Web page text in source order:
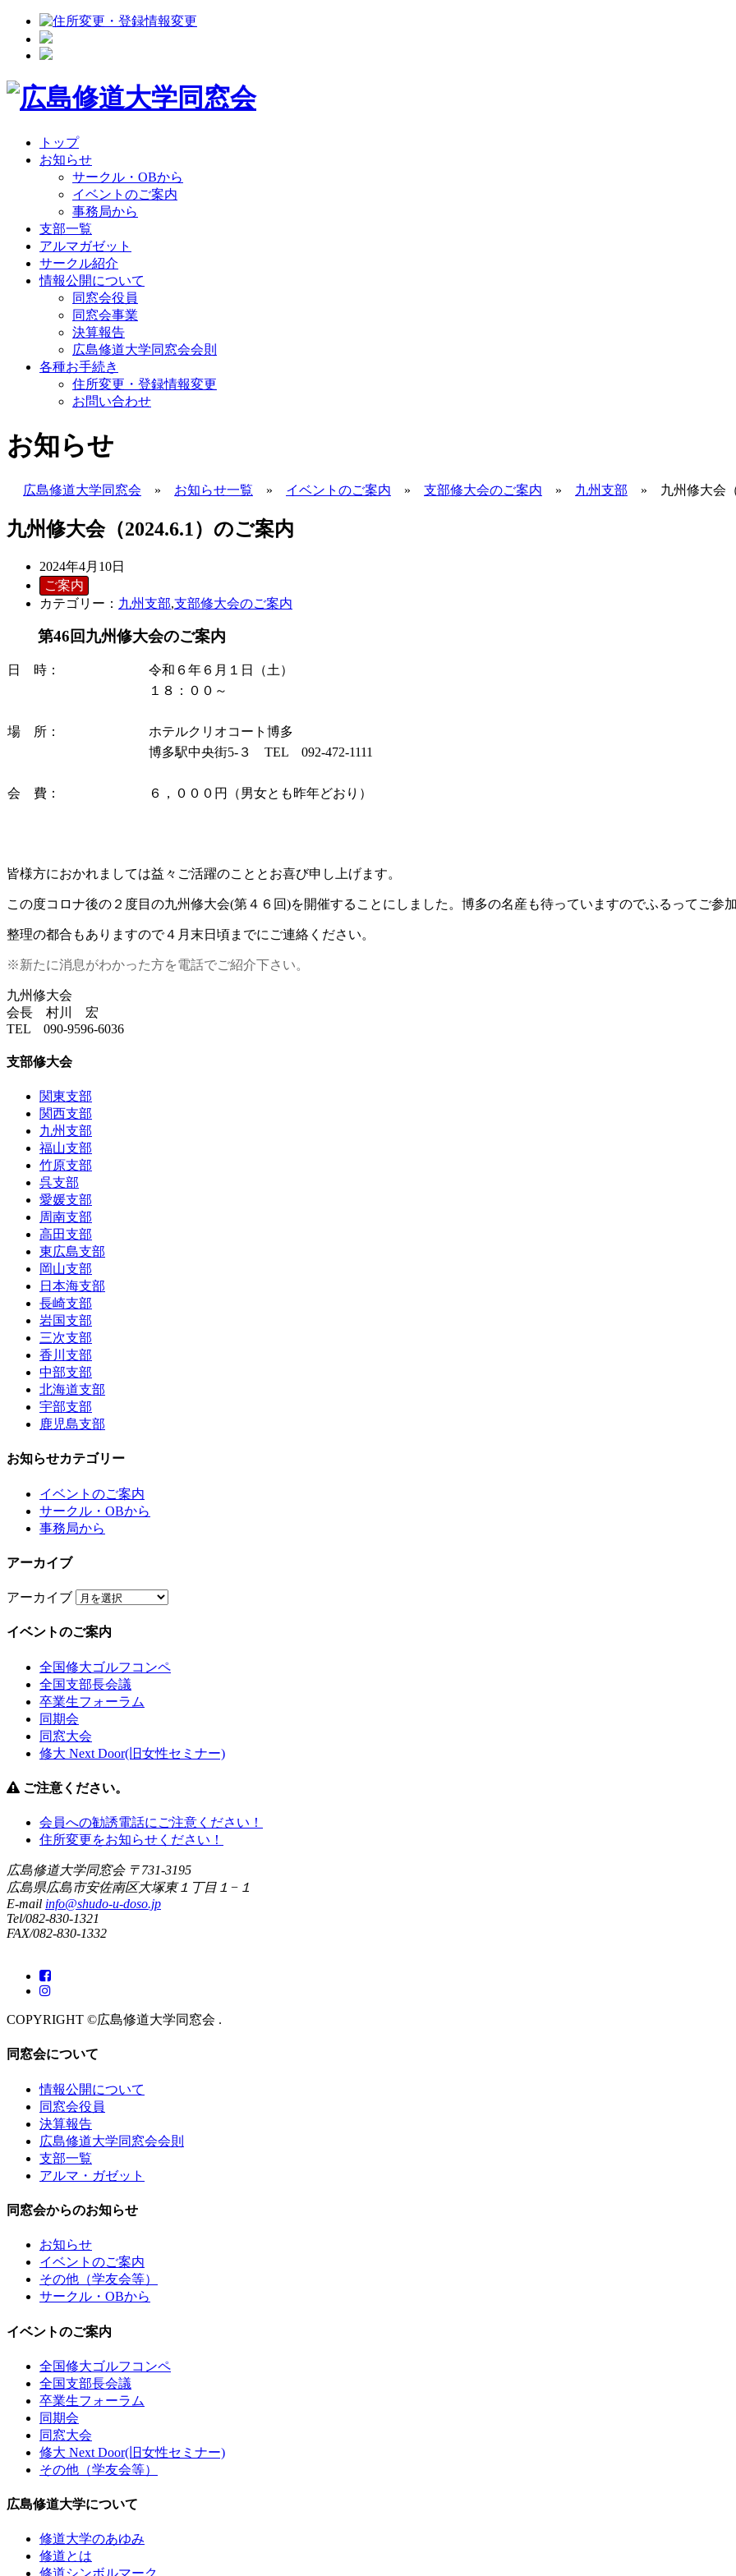
トップ
お知らせ
サークル・OBから
イベントのご案内
事務局から
支部一覧
アルマガゼット
サークル紹介
情報公開について
同窓会役員
同窓会事業
決算報告
広島修道大学同窓会会則
各種お手続き
住所変更・登録情報変更
お問い合わせ
お知らせ
広島修道大学同窓会 » お知らせ一覧 » イベントのご案内 » 支部修大会のご案内 » 九州支部 » 九州修大会
九州修大会（2024.6.1）のご案内
2024年4月10日
ご案内
カテゴリー： 九州支部,支部修大会のご案内
第46回九州修大会のご案内
日 時：
令和６年６月１日（土）
１８：００～
場 所：
ホテルクリオコート博多
博多駅中央街5-３ TEL 092-472-1111
会 費： ６，０００円（男女とも昨年どおり）
皆様方におかれましては益々ご活躍のこととお喜び申し上げます。
この度コロナ後の２度目の九州修大会(第４６回)を開催することにしました。博多の名産も待っていますのでふるってご参加
整理の都合もありますので４月末日頃までにご連絡ください。
※新たに消息がわかった方を電話でご紹介下さい。
九州修大会
会長 村川 宏
TEL 090-9596-6036
支部修大会
関東支部
関西支部
九州支部
福山支部
竹原支部
呉支部
愛媛支部
周南支部
高田支部
東広島支部
岡山支部
日本海支部
長崎支部
岩国支部
三次支部
香川支部
中部支部
北海道支部
宇部支部
鹿児島支部
お知らせカテゴリー
イベントのご案内
サークル・OBから
事務局から
アーカイブ
アーカイブ
イベントのご案内
全国修大ゴルフコンペ
全国支部長会議
卒業生フォーラム
同期会
同窓大会
修大 Next Door(旧女性セミナー)
ご注意ください。
会員への勧誘電話にご注意ください！
住所変更をお知らせください！
広島修道大学同窓会〒731-3195
広島県広島市安佐南区大塚東１丁目１−１
E-mail info@shudo-u-doso.jp
Tel/082-830-1321
FAX/082-830-1332
COPYRIGHT ©広島修道大学同窓会 .
同窓会について
情報公開について
同窓会役員
決算報告
広島修道大学同窓会会則
支部一覧
アルマ・ガゼット
同窓会からのお知らせ
お知らせ
イベントのご案内
その他（学友会等）
サークル・OBから
イベントのご案内
全国修大ゴルフコンペ
全国支部長会議
卒業生フォーラム
同期会
同窓大会
修大 Next Door(旧女性セミナー)
その他（学友会等）
広島修道大学について
修道大学のあゆみ
修道とは